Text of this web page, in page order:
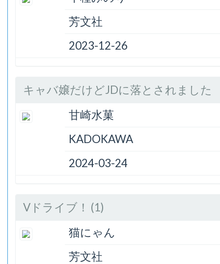
芳文社
2023-12-26
キャバ嬢だけどJDに落とされました
甘崎水菓
KADOKAWA
2024-03-24
Vドライブ！ (1)
猫にゃん
芳文社